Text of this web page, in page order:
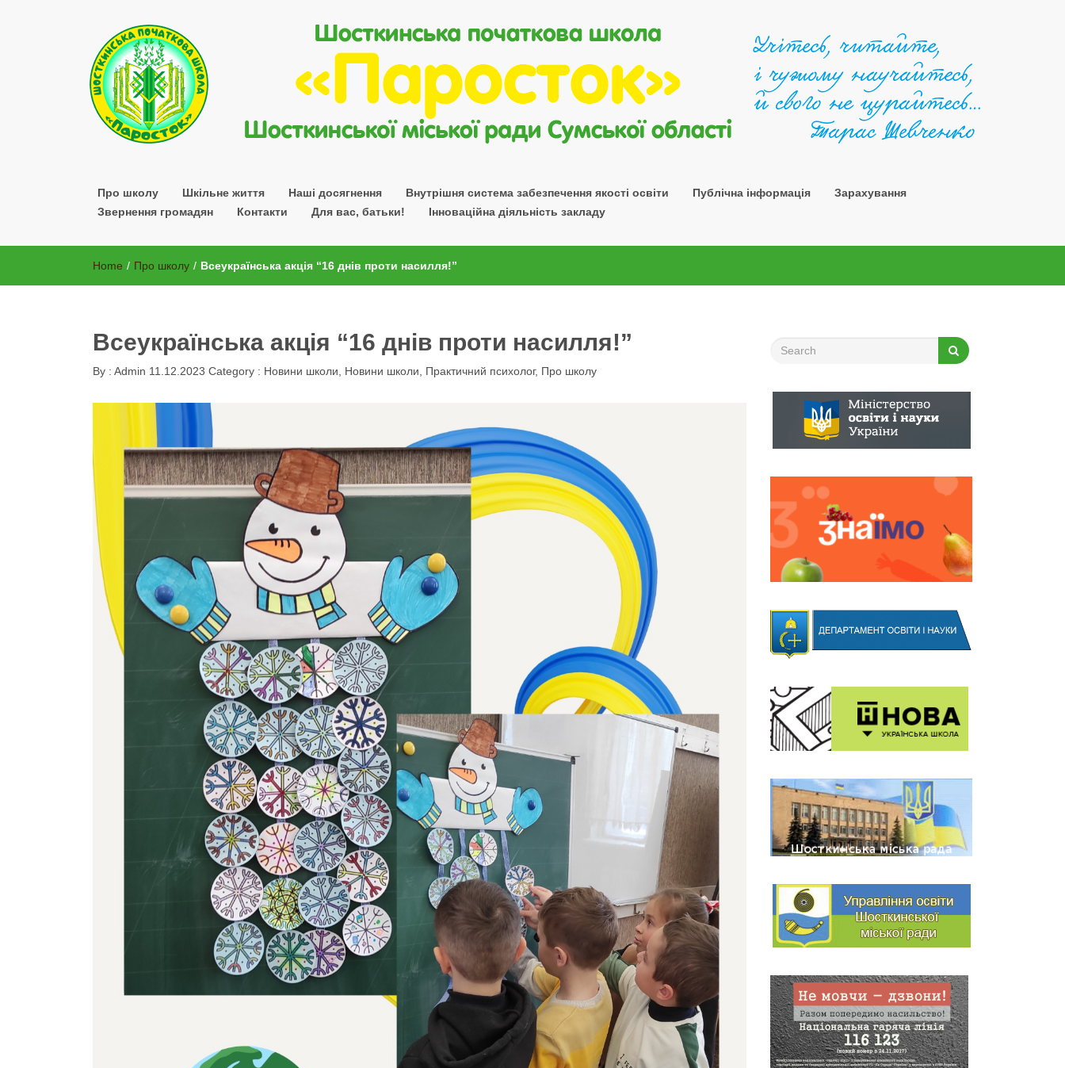
Про школу Шкільне життя Наші досягнення Внутрішня система забезпечення якості освіти Публічна інформація
Зарахування
Звернення громадян
Контакти Для вас, батьки! Інноваційна діяльність закладу
Home / Про школу / Всеукраїнська акція “16 днів проти насилля!”
Всеукраїнська акція “16 днів проти насилля!”
By : Admin 11.12.2023 Category : Новини школи Новини школи Практичний психолог, Про школу